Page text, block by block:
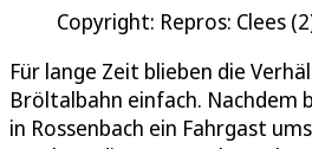
Copyright: Repros: Clees
Für lange Zeit blieben die
Bröltalbahn einfach. Nachdem
in Rossenbach ein Fahrgast